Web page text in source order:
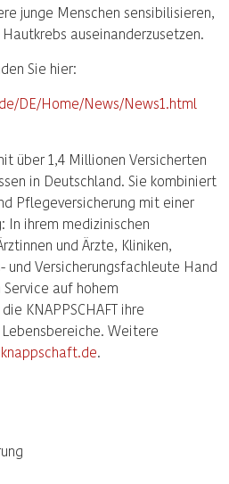
junge Menschen sensibilisieren,
auseinanderzusetzen.
Sie hier:
DE/Home/News/News1.html
über 1,4 Millionen Versicherten
in Deutschland. Sie kombiniert
Pflegeversicherung mit einer
In ihrem medizinischen
und Ärzte, Kliniken,
und Versicherungsfachleute Hand
auf hohem
KNAPPSCHAFT ihre
Weitere
.